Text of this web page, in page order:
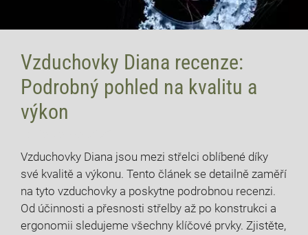
Vzduchovky Diana recenze:
Podrobný pohled na kvalitu a
výkon
Vzduchovky Diana jsou mezi střelci oblíbené díky
své kvalitě a výkonu. Tento článek se detailně zaměří
na tyto vzduchovky a poskytne podrobnou recenzi.
Od účinnosti a přesnosti střelby až po konstrukci a
ergonomii sledujeme všechny klíčové prvky. Zjistěte,